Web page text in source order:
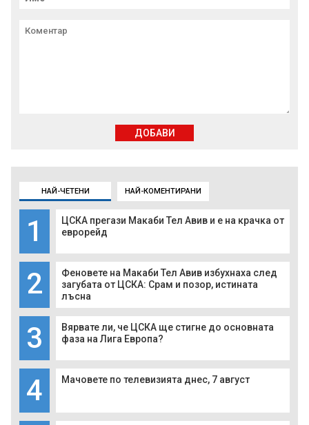
НАЙ-ЧЕТЕНИ НАЙ-КОМЕНТИРАНИ
1
ЦСКА прегази Макаби Тел Авив и е на крачка от
еврорейд
2
Феновете на Макаби Тел Авив избухнаха след
загубата от ЦСКА: Срам и позор, истината
лъсна
3
Вярвате ли, че ЦСКА ще стигне до основната
фаза на Лига Европа?
4 Мачовете по телевизията днес, 7 август
ДОБАВИ